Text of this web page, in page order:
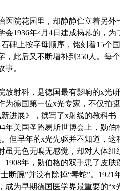
院花园里，却静静伫立着另外
会1936年4月4日建成揭幕的，为
碑上按字母顺序，铭刻着15个
，此后又不断增补到350人。每
事。
射科，是德国最有影响的x光
为德国第一位x光专家，不仅拍
进展》，撰写了x射线的教科书
年美国圣路易斯世博会上，勋伯
但早年的x光先驱并不知道，这
虽无色无嗅无感觉，却对人体组
1908年，勋伯格的双手患了皮肤
断腕”并没有除掉“毒蛇”。1921
成为早期德国医学界最重要的“x